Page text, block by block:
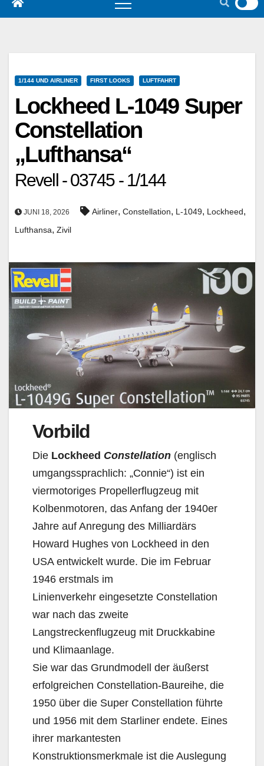
1/144 UND AIRLINER FIRST LOOKS LUFTFAHRT
Lockheed L-1049 Super
Constellation
„Lufthansa“
Revell - 03745 - 1/144
JUNI 18, 2026 Airliner, Constellation, L-1049, Lockheed,
Lufthansa, Zivil
Vorbild
Die Lockheed Constellation (englisch
umgangssprachlich: „Connie“) ist ein
viermotoriges Propellerflugzeug mit
Kolbenmotoren, das Anfang der 1940er
Jahre auf Anregung des Milliardärs
Howard Hughes von Lockheed in den
USA entwickelt wurde. Die im Februar
1946 erstmals im
Linienverkehr eingesetzte Constellation
war nach das zweite
Langstreckenflugzeug mit Druckkabine
und Klimaanlage.
Sie war das Grundmodell der äußerst
erfolgreichen Constellation-Baureihe, die
1950 über die Super Constellation führte
und 1956 mit dem Starliner endete. Eines
ihrer markantesten
Konstruktionsmerkmale ist die Auslegung